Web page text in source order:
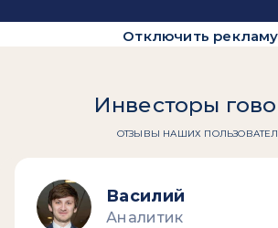
Отключить
Инвесторы
ОТЗЫВЫ НАШИХ
Василий
Аналитик